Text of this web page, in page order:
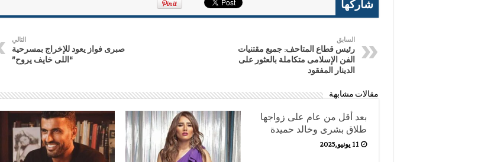
شاركها
السابق
رئيس قطاع المتاحف: جميع مقتنيات
الفن الإسلامى متكاملة بالعثور على
الدينار المفقود
التالي
صبرى فواز يعود للإخراج بمسرحية
“اللى خايف يروح”
مقالات مشابهة
بعد أقل من عام على زواجها
طلاق بشرى وخالد حميدة
11 يونيو,2025